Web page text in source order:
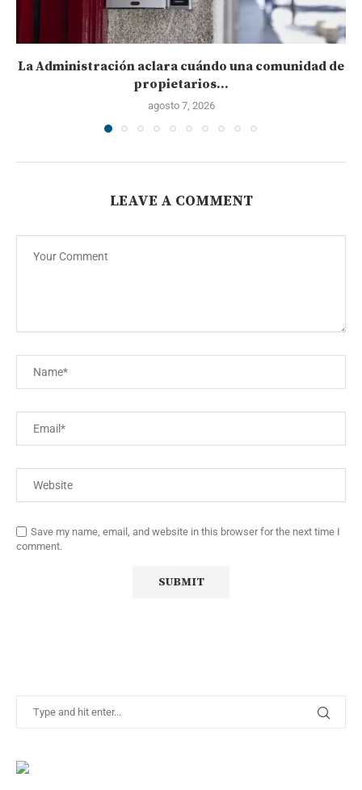
La Administración aclara cuándo una comunidad de
propietarios...
agosto 7, 2026
LEAVE A COMMENT
Save my name, email, and website in this browser for the next time I
comment.